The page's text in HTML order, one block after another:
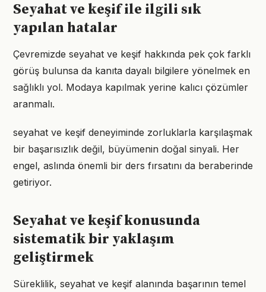
Seyahat ve keşif ile ilgili sık
yapılan hatalar
Çevremizde seyahat ve keşif hakkında pek çok farklı
görüş bulunsa da kanıta dayalı bilgilere yönelmek en
sağlıklı yol. Modaya kapılmak yerine kalıcı çözümler
aranmalı.
seyahat ve keşif deneyiminde zorluklarla karşılaşmak
bir başarısızlık değil, büyümenin doğal sinyali. Her
engel, aslında önemli bir ders fırsatını da beraberinde
getiriyor.
Seyahat ve keşif konusunda
sistematik bir yaklaşım
geliştirmek
Süreklilik, seyahat ve keşif alanında başarının temel